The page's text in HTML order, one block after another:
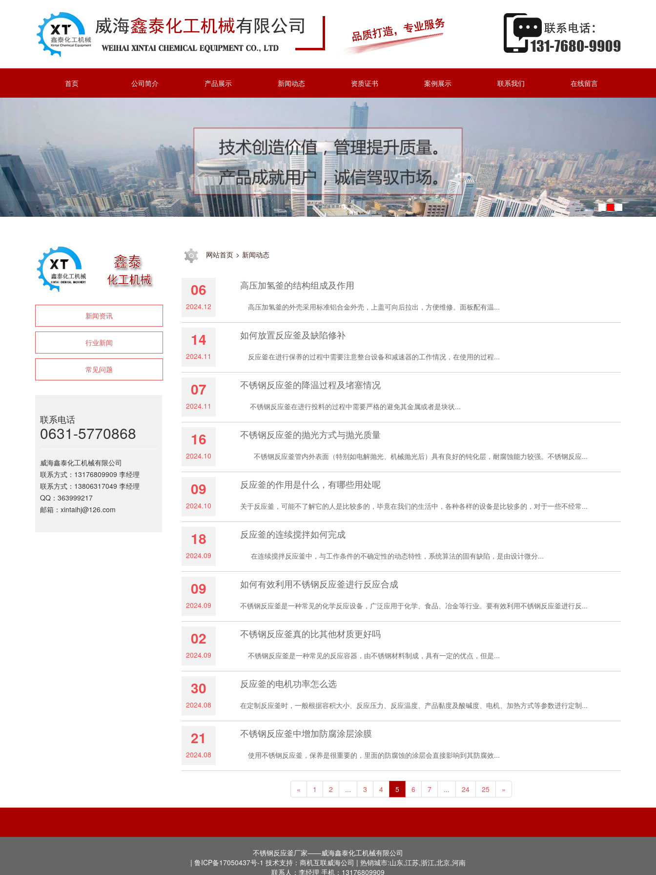
首页 公司简介 产品展示 新闻动态 资质证书 案例展示 联系我们 在线留言
新闻资讯
行业新闻
常见问题
联系电话
0631-5770868
威海鑫泰化工机械有限公司
联系方式：13176809909 李经理
联系方式：13806317049 李经理
QQ：363999217
邮箱：xintaihj@126.com
网站首页 > 新闻动态
06
2024.12
高压加氢釜的结构组成及作用
高压加氢釜的外壳采用标准铝合金外壳，上盖可向后拉出，方便维修。面板配有温...
14
2024.11
如何放置反应釜及缺陷修补
反应釜在进行保养的过程中需要注意整台设备和减速器的工作情况，在使用的过程...
07
2024.11
不锈钢反应釜的降温过程及堵塞情况
不锈钢反应釜在进行投料的过程中需要严格的避免其金属或者是块状...
16
2024.10
不锈钢反应釜的抛光方式与抛光质量
不锈钢反应釜管内外表面（特别如电解抛光、机械抛光后）具有良好的钝化层，耐腐蚀能力较强。不锈钢反应...
09
2024.10
反应釜的作用是什么，有哪些用处呢
关于反应釜，可能不了解它的人是比较多的，毕竟在我们的生活中，各种各样的设备是比较多的，对于一些不经常...
18
2024.09
反应釜的连续搅拌如何完成
在连续搅拌反应釜中，与工作条件的不确定性的动态特性，系统算法的固有缺陷，是由设计微分...
09
2024.09
如何有效利用不锈钢反应釜进行反应合成
不锈钢反应釜是一种常见的化学反应设备，广泛应用于化学、食品、冶金等行业。要有效利用不锈钢反应釜进行反...
02
2024.09
不锈钢反应釜真的比其他材质更好吗
不锈钢反应釜是一种常见的反应容器，由不锈钢材料制成，具有一定的优点，但是...
30
2024.08
反应釜的电机功率怎么选
在定制反应釜时，一般根据容积大小、反应压力、反应温度、产品黏度及酸碱度、电机、加热方式等参数进行定制...
21
2024.08
不锈钢反应釜中增加防腐涂层涂膜
使用不锈钢反应釜，保养是很重要的，里面的防腐蚀的涂层会直接影响到其防腐效...
« 1 2 ... 3 4 5 6 7 ... 24 25 »
不锈钢反应釜厂家——威海鑫泰化工机械有限公司
| 鲁ICP备17050437号-1 技术支持：商机互联威海公司 | 热销城市:山东,江苏,浙江,北京,河南
联系人：李经理 手机：13176809909